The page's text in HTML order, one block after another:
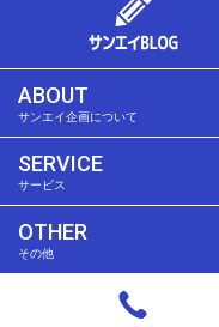
ABOUT
サンエイ企画について
SERVICE
サービス
OTHER
その他